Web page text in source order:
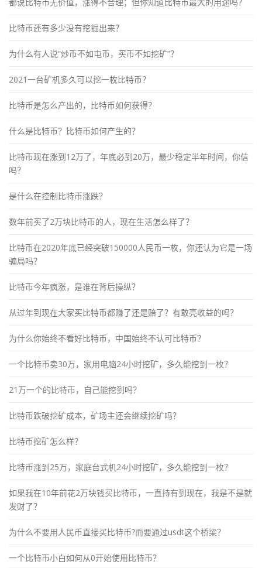
比特币还有多少没有挖掘出来？
为什么有人说“炒币不如屯币，买币不如挖矿”？
2021一台矿机多久可以挖一枚比特币？
比特币是怎么产出的，比特币如何获得？
什么是比特币？比特币如何产生的？
比特币现在涨到12万了，年底必到20万，最少稳定半年时间，你信
吗？
是什么在控制比特币涨跌？
数年前买了2万块比特币的人，现在生活怎么样了？
比特币在2020年底已经突破150000人民币一枚，你还认为它是一场
骗局吗？
比特币今年疯涨，是谁在背后操纵？
从过年到现在大家买比特币都赚了还是赔了？有敢亮收益的吗？
为什么你始终不看好比特币，中国始终不认可比特币？
一个比特币卖30万，家用电脑24小时挖矿，多久能挖到一枚？
21万一个的比特币，自己能挖到吗？
比特币跌破挖矿成本，矿场主还会继续挖矿吗？
比特币挖矿怎么样？
比特币涨到25万，家庭台式机24小时挖矿，多久能挖到一枚？
如果我在10年前花2万块钱买比特币，一直持有到现在，我是不是就
发财了？
为什么不要用人民币直接买比特币?而要通过usdt这个桥梁？
一个比特币小白如何从0开始使用比特币？